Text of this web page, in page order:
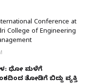
Conference at
College of Engineering
ಧೋ ಮಳೆಗೆ
ತೋಡಿಗೆ ಬಿದ್ದು ವ್ಯಕ್ತಿ